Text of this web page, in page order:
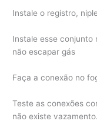
Instale o registro,
Instale esse conjunto
não escapar gás
Faça a conexão no
Teste as conexões
não existe vazamento.